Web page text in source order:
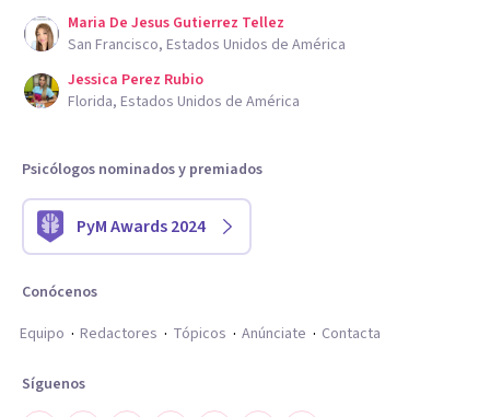
Maria De Jesus Gutierrez Tellez
San Francisco, Estados Unidos de América
Jessica Perez Rubio
Florida, Estados Unidos de América
Psicólogos nominados y premiados
PyM Awards 2024
Conócenos
Equipo
Redactores Tópicos Anúnciate Contacta
Síguenos